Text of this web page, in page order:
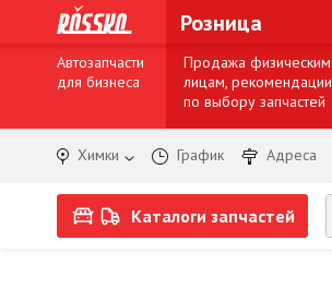
Розница
Автозапчасти
для бизнеса
Продажа физическим
лицам, рекомендации
по выбору запчастей
Химки График Адреса
Каталоги запчастей